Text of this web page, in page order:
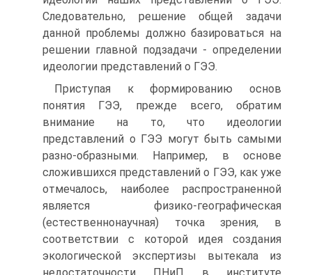
Следовательно, решение общей задачи
данной проблемы должно базироваться на
решении главной подзадачи - определении
идеологии представлений о ГЭЭ.
Приступая к формированию основ
понятия ГЭЭ, прежде всего, обратим
внимание на то, что идеологии
представлений о ГЭЭ могут быть самыми
разно-образными. Например, в основе
сложившихся представлений о ГЭЭ, как уже
отмечалось, наиболее распространенной
является физико-географическая
(естественнонаучная) точка зрения, в
соответствии с которой идея создания
экологической экспертизы вытекала из